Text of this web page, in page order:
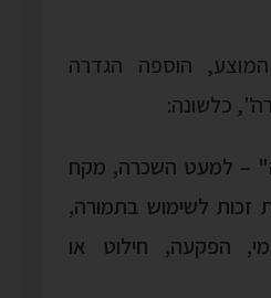
המוצע, הוספה הגדרה
כלשונה:
– למעט השכרה, מקח
זכות לשימוש בתמורה,
הפקעה, חילוט
או